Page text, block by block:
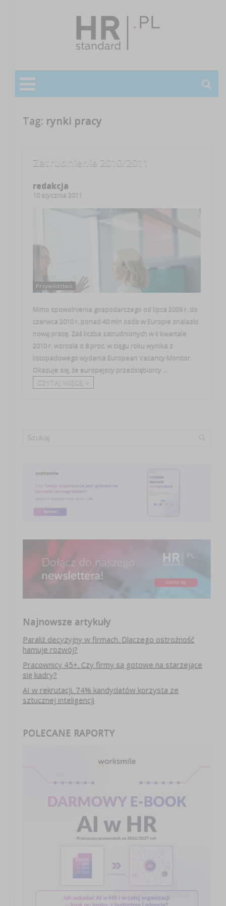
Tag: rynki pracy
Zatrudnienie 2010/2011
redakcja
10 stycznia 2011
Przywództwo
Mimo spowolnienia gospodarczego od lipca 2009 r. do
czerwca 2010 r. ponad 40 mln osób w Europie znalazło
nową pracę. Zaś liczba zatrudnionych w II kwartale
2010 r. wzrosła o 8 proc. w ciągu roku wynika z
listopadowego wydania European Vacancy Monitor.
Okazuje się, że europejscy przedsiębiorcy ...
CZYTAJ WIĘCEJ +
Najnowsze artykuły
Paraliż decyzyjny w firmach. Dlaczego ostrożność
hamuje rozwój?
Pracownicy 45+. Czy firmy są gotowe na starzejące
się kadry?
AI w rekrutacji. 74% kandydatów korzysta ze
sztucznej inteligencji
POLECANE RAPORTY